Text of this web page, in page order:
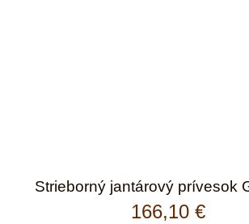
Strieborný jantárový prívesok
166,10 €